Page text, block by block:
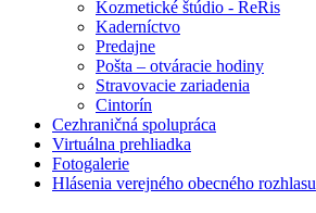
Kozmetické štúdio - ReRis
Kaderníctvo
Predajne
Pošta – otváracie hodiny
Stravovacie zariadenia
Cintorín
Cezhraničná spolupráca
Virtuálna prehliadka
Fotogalerie
Hlásenia verejného obecného rozhlasu